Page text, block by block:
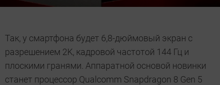
Так, у смартфона будет 6,8-дюймовый экран с
разрешением 2K, кадровой частотой 144 Гц и
плоскими гранями. Аппаратной основой новинки
станет процессор Qualcomm Snapdragon 8 Gen 5